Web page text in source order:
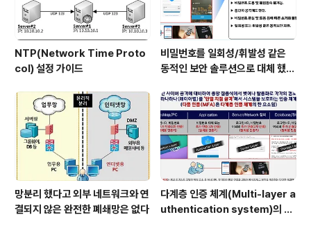
NTP(Network Time Proto
col) 설정 가이드
비밀번호를 일회성/휘발성 같은
동적인 보안 솔루션으로 대체 했을
망분리 했다고 외부 네트워크와 연
결되지 않은 완전한 폐쇄망은 없다
다계층 인증 체계(Multi-layer a
uthentication system)의 특